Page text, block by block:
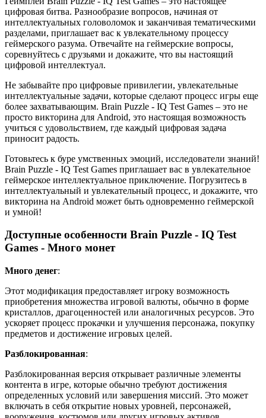
цифровая битва. Разнообразие вопросов, начиная от
интеллектуальных головоломок и заканчивая тематическими
разделами, приглашает вас к увлекательному процессу
геймерского разума. Отвечайте на геймерские вопросы,
соревнуйтесь с друзьями и докажите, что вы настоящий
цифровой интеллектуал.
Не забывайте про цифровые привилегии, увлекательные
интеллектуальные задачи, которые сделают процесс игры еще
более захватывающим. Brain Puzzle - IQ Test Games – это не
просто викторина для Android, это настоящая возможность
учиться с удовольствием, где каждый цифровая задача
приносит радость.
Готовьтесь к буре умственных эмоций, исследователи знаний!
Brain Puzzle - IQ Test Games приглашает вас в увлекательное
геймерское интеллектуальное приключение. Погрузитесь в
интеллектуальный и увлекательный процесс, и докажите, что
викторина на Android может быть одновременно геймерской
и умной!
Доступные особенности Brain Puzzle - IQ Test
Games - Много монет
Много денег:
Этот модификация предоставляет игроку возможность
приобретения множества игровой валюты, обычно в форме
кристаллов, драгоценностей или аналогичных ресурсов. Это
ускоряет процесс прокачки и улучшения персонажа, покупку
предметов и достижение игровых целей.
Разблокированная:
Разблокированная версия открывает различные элементы
контента в игре, которые обычно требуют достижения
определенных условий или завершения миссий. Это может
включать в себя открытие новых уровней, персонажей,